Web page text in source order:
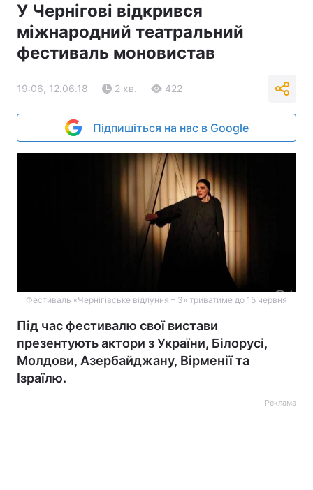
У Чернігові відкрився
міжнародний театральний
фестиваль моновистав
19:06, 12.06.18 2 хв. 422
Підпишіться на нас в Google
Фестиваль «Чернігівське відлуння – 3» триватиме до 15 червня
Під час фестивалю свої вистави
презентують актори з України, Білорусі,
Молдови, Азербайджану, Вірменії та
Ізраїлю.
Реклама